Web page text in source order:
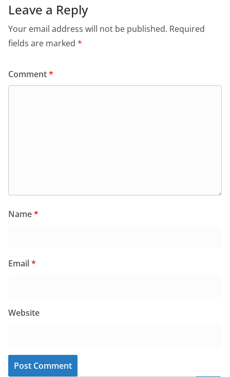
Leave a Reply
Your email address will not be published. Required
fields are marked *
Comment*
Name*
Email*
Website